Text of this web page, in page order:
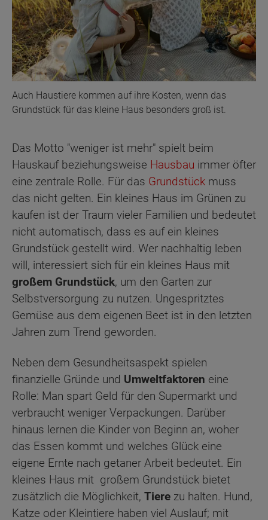
Auch Haustiere kommen auf ihre Kosten, wenn das
Grundstück für das kleine Haus besonders groß ist.
Das Motto "weniger ist mehr" spielt beim
Hauskauf beziehungsweise Hausbau immer öfter
eine zentrale Rolle. Für das Grundstück muss
das nicht gelten. Ein kleines Haus im Grünen zu
kaufen ist der Traum vieler Familien und bedeutet
nicht automatisch, dass es auf ein kleines
Grundstück gestellt wird. Wer nachhaltig leben
will, interessiert sich für ein kleines Haus mit
großem Grundstück, um den Garten zur
Selbstversorgung zu nutzen. Ungespritztes
Gemüse aus dem eigenen Beet ist in den letzten
Jahren zum Trend geworden.
Neben dem Gesundheitsaspekt spielen
finanzielle Gründe und Umweltfaktoren eine
Rolle: Man spart Geld für den Supermarkt und
verbraucht weniger Verpackungen. Darüber
hinaus lernen die Kinder von Beginn an, woher
das Essen kommt und welches Glück eine
eigene Ernte nach getaner Arbeit bedeutet. Ein
kleines Haus mit großem Grundstück bietet
zusätzlich die Möglichkeit, Tiere zu halten. Hund,
Katze oder Kleintiere haben viel Auslauf; mit